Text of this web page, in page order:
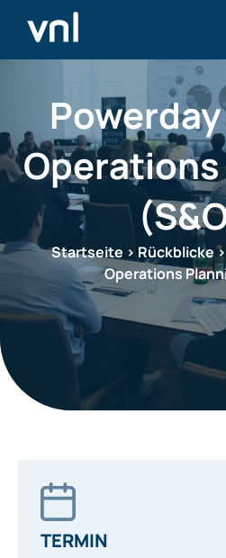
Startseite > Rückblicke>
Operations
TERMIN